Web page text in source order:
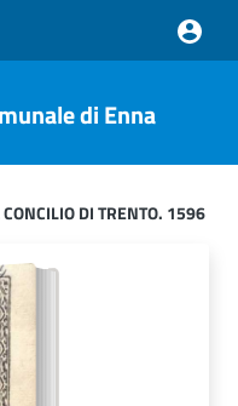
di Enna
CONCILIO DI TRENTO. 1596